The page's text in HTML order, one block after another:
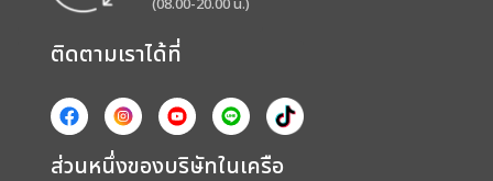
ติดตามเราได้ที่
ส่วนหนึ่งของบริษัทในเครือ